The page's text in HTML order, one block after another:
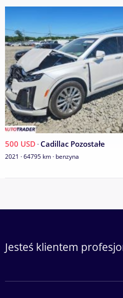
500 USD · Cadillac Pozostałe
2021 · 64795 km · benzyna
Jesteś klientem